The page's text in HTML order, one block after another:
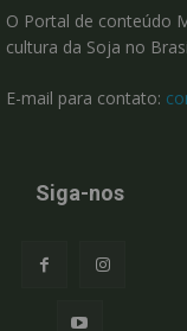
O Portal de conteúdo
cultura da Soja no
E-mail para contato:
Siga-nos